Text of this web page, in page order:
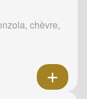
chèvre,